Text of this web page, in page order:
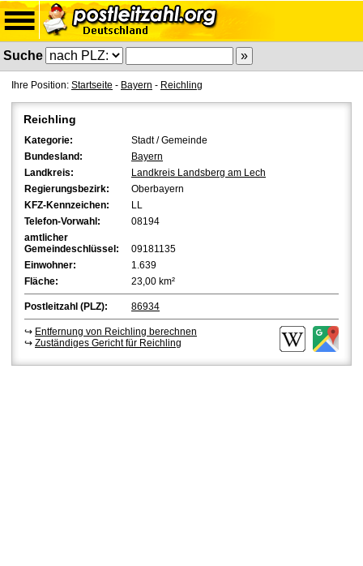
Suche
Ihre Position: Startseite - Bayern - Reichling
Reichling
Kategorie:
Stadt / Gemeinde
Bundesland:
Bayern
Landkreis:
Landkreis Landsberg am Lech
Regierungsbezirk:
Oberbayern
KFZ-Kennzeichen:
LL
Telefon-Vorwahl:
08194
amtlicher
Gemeindeschlüssel:
09181135
Einwohner:
1.639
Fläche:
23,00 km²
Postleitzahl (PLZ): 86934
↪ Entfernung von Reichling berechnen
↪ Zuständiges Gericht für Reichling